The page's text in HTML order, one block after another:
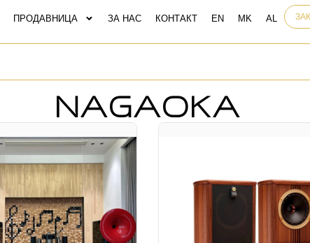
ПРОДАВНИЦА ЗА НАС КОНТАКТ
NAGAOKA